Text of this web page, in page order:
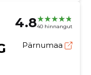
4.840 hinnangut
Pärnumaa